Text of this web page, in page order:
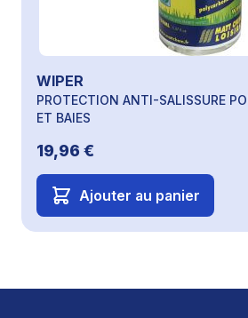
WIPER
PROTECTION ANTI-SALISSURE
ET BAIES
19,96 €
Ajouter au panier